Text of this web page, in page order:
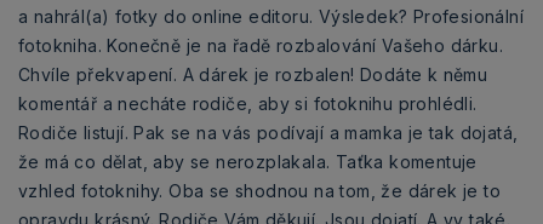
a nahrál(a) fotky do online editoru. Výsledek? Profesionální
fotokniha. Konečně je na řadě rozbalování Vašeho dárku.
Chvíle překvapení. A dárek je rozbalen! Dodáte k němu
komentář a necháte rodiče, aby si fotoknihu prohlédli.
Rodiče listují. Pak se na vás podívají a mamka je tak dojatá,
že má co dělat, aby se nerozplakala. Taťka komentuje
vzhled fotoknihy. Oba se shodnou na tom, že dárek je to